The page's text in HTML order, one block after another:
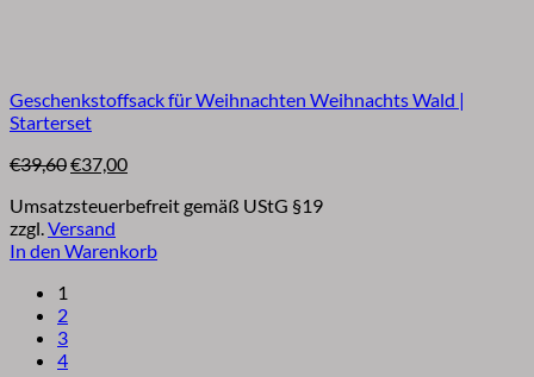
Geschenkstoffsack für Weihnachten Weihnachts Wald |
Starterset
€39,60Ursprünglicher
war:
€39,60
€37,00Aktueller
ist:
Umsatzsteuerbefreit gemäß UStG §19
zzgl.Versand
In den Warenkorb
1
2
3
4